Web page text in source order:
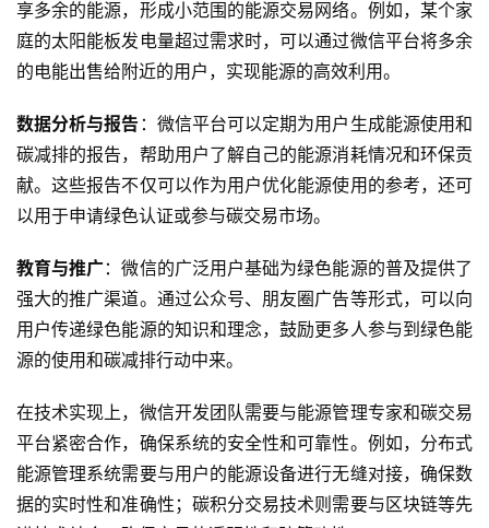
服
务
H
5
开
发
信
开
发
程
序
开
发
享多余的能源，形成小范围的能源交易网络。例如，某个家
庭的太阳能板发电量超过需求时，可以通过微信平台将多余
的电能出售给附近的用户，实现能源的高效利用。
数据分析与报告 ：微信平台可以定期为用户生成能源使用和
碳减排的报告，帮助用户了解自己的能源消耗情况和环保贡
献。这些报告不仅可以作为用户优化能源使用的参考，还可
以用于申请绿色认证或参与碳交易市场。
教育与推广：微信的广泛用户基础为绿色能源的普及提供了
强大的推广渠道。通过公众号、朋友圈广告等形式，可以向
用户传递绿色能源的知识和理念，鼓励更多人参与到绿色能
源的使用和碳减排行动中来。
在技术实现上，微信开发团队需要与能源管理专家和碳交易
平台紧密合作，确保系统的安全性和可靠性。例如，分布式
能源管理系统需要与用户的能源设备进行无缝对接，确保数
据的实时性和准确性；碳积分交易技术则需要与区块链等先